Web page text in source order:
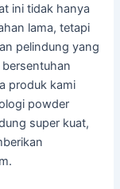
ini tidak hanya
lama, tetapi
pelindung yang
produk kami
powder
super kuat,